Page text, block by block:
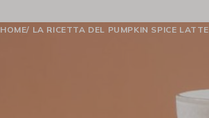
HOME LA RICETTA DEL PUMPKIN SPICE LATTE